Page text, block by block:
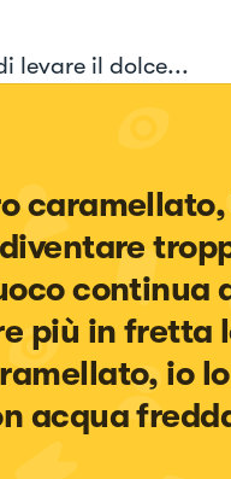
levare il dolce...
continua
più in fretta
io
acqua